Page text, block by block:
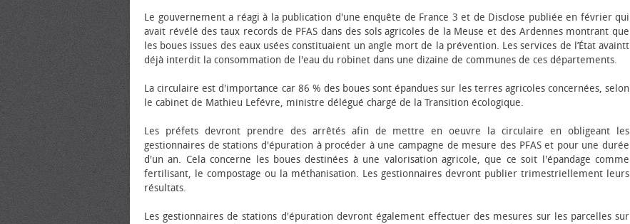
Le gouvernement a réagi à la publication d'une enquête de France 3 et de Disclose publiée en février qui
avait révélé des taux records de PFAS dans des sols agricoles de la Meuse et des Ardennes montrant que
les boues issues des eaux usées constituaient un angle mort de la prévention. Les services de l’État avaintt
déjà interdit la consommation de l'eau du robinet dans une dizaine de communes de ces départements.
La circulaire est d'importance car 86 % des boues sont épandues sur les terres agricoles concernées, selon
le cabinet de Mathieu Lefévre, ministre délégué chargé de la Transition écologique.
Les préfets devront prendre des arrêtés afin de mettre en œuvre la circulaire en obligeant les
gestionnaires de stations d'épuration à procéder à une campagne de mesure des PFAS et pour une durée
d'un an. Cela concerne les boues destinées à une valorisation agricole, que ce soit l'épandage comme
fertilisant, le compostage ou la méthanisation. Les gestionnaires devront publier trimestriellement leurs
résultats.
Les gestionnaires de stations d'épuration devront également effectuer des mesures sur les parcelles sur